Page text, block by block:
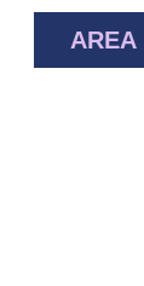
AREA